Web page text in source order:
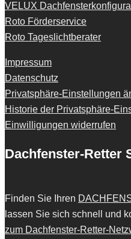
VELUX
Roto Förderservice
Roto Tageslichtberater
Impressum
Datenschutz
Privatsphäre-Einstellungen
Historie der Privatsphäre-
Einwilligungen widerrufen
Dachfenster-Retter
Finden Sie Ihren
lassen Sie sich schnell und
zum Dachfenster-Retter-